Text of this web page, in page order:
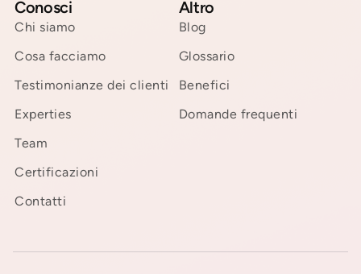
Conosci
Chi siamo
Cosa facciamo
Testimonianze dei clienti
Experties
Team
Certificazioni
Contatti
Altro
Blog
Glossario
Benefici
Domande frequenti